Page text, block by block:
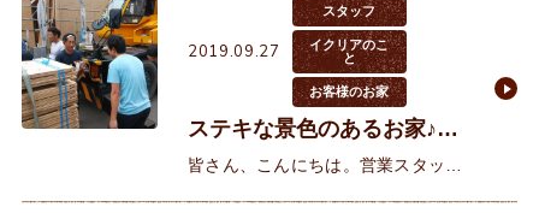
木を携えて訪問いたしました(*’▽’)
スタッフ
2019.09.27
スタッフ
イクリアのこ
と
お客様のお家
ステキな景色のあるお家♪Y
様上棟おめでとうございま
皆さん、こんにちは。営業スタッフ